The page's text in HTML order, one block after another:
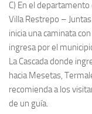
C) En el
Villa Restrepo –
inicia una caminata
ingresa por el
La Cascada donde
hacia Mesetas,
recomienda a los
de un guía.